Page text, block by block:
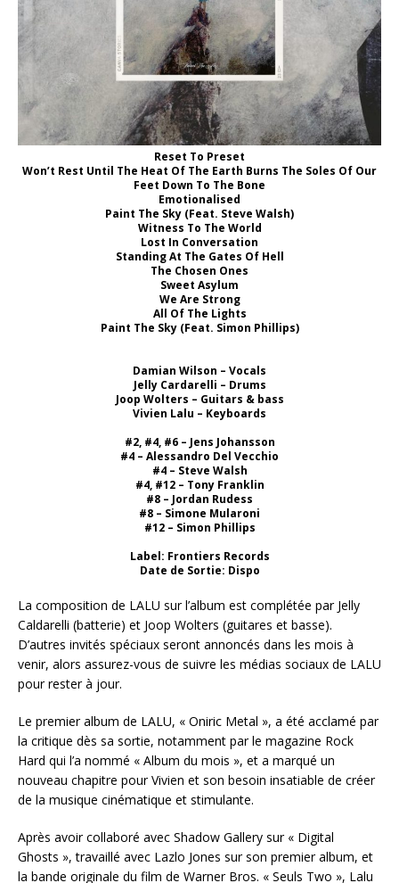
Reset To Preset
Won’t Rest Until The Heat Of The Earth Burns The Soles Of Our
Feet Down To The Bone
Emotionalised
Paint The Sky (Feat. Steve Walsh)
Witness To The World
Lost In Conversation
Standing At The Gates Of Hell
The Chosen Ones
Sweet Asylum
We Are Strong
All Of The Lights
Paint The Sky (Feat. Simon Phillips)
Damian Wilson – Vocals
Jelly Cardarelli – Drums
Joop Wolters – Guitars & bass
Vivien Lalu – Keyboards
#2, #4, #6 – Jens Johansson
#4 – Alessandro Del Vecchio
#4 – Steve Walsh
#4, #12 – Tony Franklin
#8 – Jordan Rudess
#8 – Simone Mularoni
#12 – Simon Phillips
Label: Frontiers Records
Date de Sortie: Dispo
La composition de LALU sur l’album est complétée par Jelly
Caldarelli (batterie) et Joop Wolters (guitares et basse).
D’autres invités spéciaux seront annoncés dans les mois à
venir, alors assurez-vous de suivre les médias sociaux de LALU
pour rester à jour.
Le premier album de LALU, « Oniric Metal », a été acclamé par
la critique dès sa sortie, notamment par le magazine Rock
Hard qui l’a nommé « Album du mois », et a marqué un
nouveau chapitre pour Vivien et son besoin insatiable de créer
de la musique cinématique et stimulante.
Après avoir collaboré avec Shadow Gallery sur « Digital
Ghosts », travaillé avec Lazlo Jones sur son premier album, et
la bande originale du film de Warner Bros. « Seuls Two », Lalu